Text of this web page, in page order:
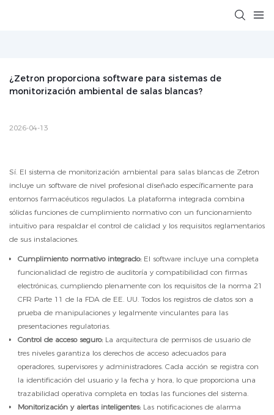
¿Zetron proporciona software para sistemas de
monitorización ambiental de salas blancas?
2026-04-13
Sí. El sistema de monitorización ambiental para salas blancas de Zetron
incluye un software de nivel profesional diseñado específicamente para
entornos farmacéuticos regulados. La plataforma integrada combina
sólidas funciones de cumplimiento normativo con un funcionamiento
intuitivo para respaldar el control de calidad y los requisitos reglamentarios
de sus instalaciones.
Cumplimiento normativo integrado:El software incluye una completa
funcionalidad de registro de auditoría y compatibilidad con firmas
electrónicas, cumpliendo plenamente con los requisitos de la norma 21
CFR Parte 11 de la FDA de EE. UU. Todos los registros de datos son a
prueba de manipulaciones y legalmente vinculantes para las
presentaciones regulatorias.
Control de acceso seguro:La arquitectura de permisos de usuario de
tres niveles garantiza los derechos de acceso adecuados para
operadores, supervisores y administradores. Cada acción se registra con
la identificación del usuario y la fecha y hora, lo que proporciona una
trazabilidad operativa completa en todas las funciones del sistema.
Monitorización y alertas inteligentes:Las notificaciones de alarma